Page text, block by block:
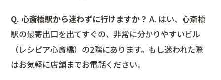
Q. 心斎橋駅から迷わずに行けますか？ A. はい、心斎橋
駅の最寄出口を出てすぐの、非常に分かりやすいビル
（レシピア心斎橋）の2階にあります。もし迷われた際
はお気軽に店舗までお電話ください。